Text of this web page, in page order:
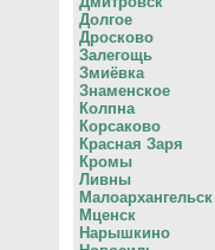
Долгое
Дросково
Залегощь
Змиёвка
Знаменское
Колпна
Корсаково
Красная Заря
Кромы
Ливны
Малоархангельск
Мценск
Нарышкино